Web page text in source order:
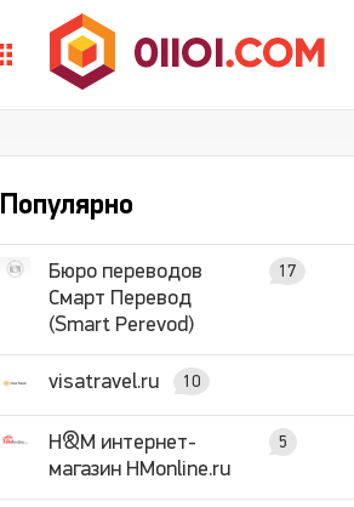
Популярно
Бюро переводов
Смарт Перевод
(Smart Perevod)
17
visatravel.ru 10
H&M интернет-
магазин HMonline.ru
5